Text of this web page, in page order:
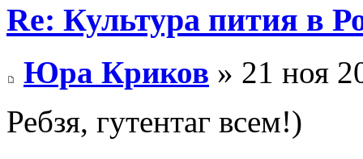
Re: Культура пития в
Юра Криков » 21 ноя
Ребзя, гутентаг всем!)